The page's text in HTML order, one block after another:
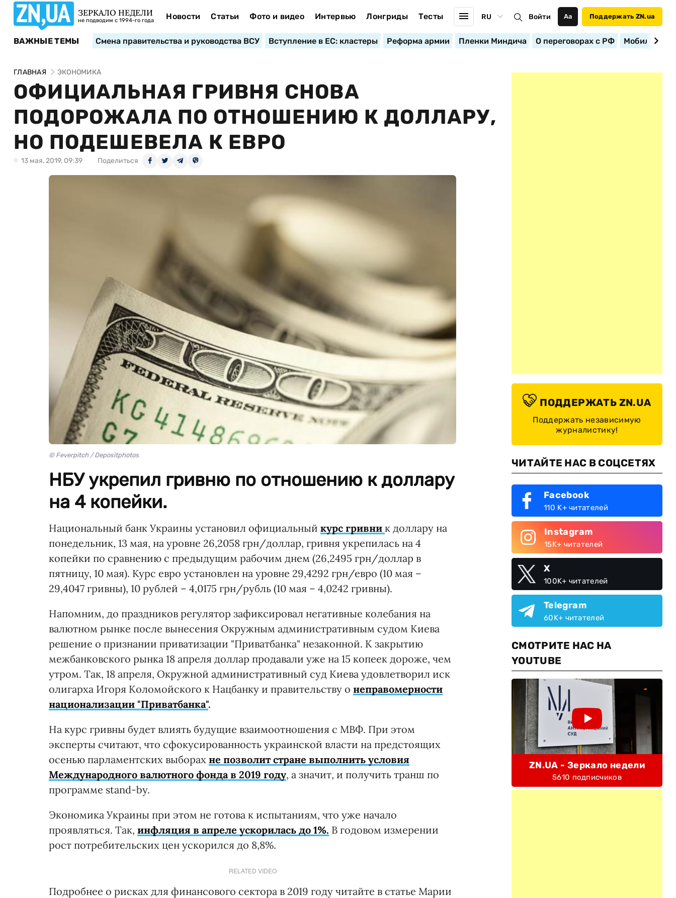
ЗЕРКАЛО НЕДЕЛИ
не подводим с 1994-го года Новости Статьи Фото и видео Интервью Лонгриды Тесты RU Войти Аа Поддержать ZN.ua
ВАЖНЫЕ ТЕМЫ Смена правительства и руководства ВСУ Вступление в ЕС: кластеры Реформа армии Пленки Миндича О переговорах с РФ
ГЛАВНАЯ ЭКОНОМИКА
ОФИЦИАЛЬНАЯ ГРИВНЯ СНОВА
ПОДОРОЖАЛА ПО ОТНОШЕНИЮ К ДОЛЛАРУ,
НО ПОДЕШЕВЕЛА К ЕВРО
13 мая, 2019, 09:39 Поделиться
© Feverpitch / Depositphotos
НБУ укрепил гривню по отношению к доллару
на 4 копейки.
Национальный банк Украины установил официальный курс гривни к доллару на
понедельник, 13 мая, на уровне 26,2058 грн/доллар, гривня укрепилась на 4
копейки по сравнению с предыдущим рабочим днем (26,2495 грн/доллар в
пятницу, 10 мая). Курс евро установлен на уровне 29,4292 грн/евро (10 мая –
29,4047 гривны), 10 рублей – 4,0175 грн/рубль (10 мая – 4,0242 гривны).
Напомним, до праздников регулятор зафиксировал негативные колебания на
валютном рынке после вынесения Окружным административным судом Киева
решение о признании приватизации "Приватбанка" незаконной. К закрытию
межбанковского рынка 18 апреля доллар продавали уже на 15 копеек дороже, чем
утром. Так, 18 апреля, Окружной административный суд Киева удовлетворил иск
олигарха Игоря Коломойского к Нацбанку и правительству о неправомерности
национализации "Приватбанка".
На курс гривны будет влиять будущие взаимоотношения с МВФ. При этом
эксперты считают, что сфокусированность украинской власти на предстоящих
осенью парламентских выборах не позволит стране выполнить условия
Международного валютного фонда в 2019 году, а значит, и получить транш по
программе stand-by.
Экономика Украины при этом не готова к испытаниям, что уже начало
проявляться. Так, инфляция в апреле ускорилась до 1%. В годовом измерении
рост потребительских цен ускорился до 8,8%.
RELATED VIDEO
Подробнее о рисках для финансового сектора в 2019 году читайте в статье Марии
ПОДДЕРЖАТЬ ZN.UA
Поддержать независимую
журналистику!
ЧИТАЙТЕ НАС В СОЦСЕТЯХ
Facebook
110 K+ читателей
Instagram
15K+ читателей
X
100K+ читателей
Telegram
60K+ читателей
СМОТРИТЕ НАС НА
YOUTUBE
ZN.UA - Зеркало недели
5610 подписчиков